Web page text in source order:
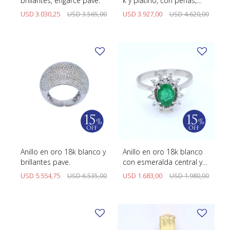
USD 3.030,25 USD3.565,00
brillantes y diamantes.
USD 3.927,00 USD4.620,00
Anillo en oro 18k blanco y
brillantes pave.
USD 5.554,75 USD6.535,00
Anillo en oro 18k blanco
con esmeralda central y
brillantes
USD 1.683,00 USD1.980,00